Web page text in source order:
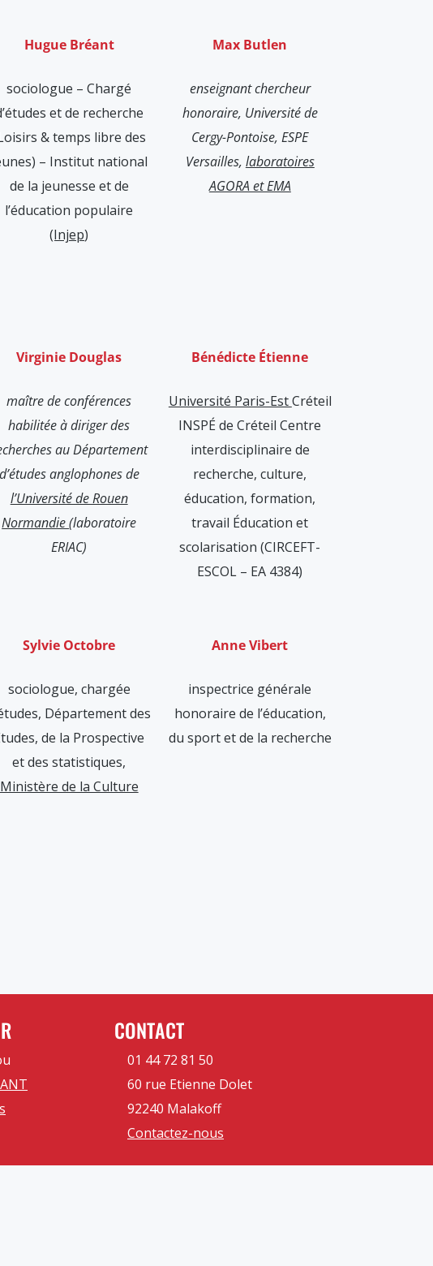
Hugue Bréant
sociologue – Chargé
et de recherche
& temps libre des
– Institut national
de la jeunesse et de
l’éducation populaire
(Injep)
Max Butlen
enseignant chercheur
honoraire, Université de
Cergy-Pontoise, ESPE
Versailles, laboratoires
AGORA et EMA
Virginie Douglas
maître de conférences
habilitée à diriger des
au Département
d’études anglophones de
l’Université de Rouen
Normandie(laboratoire
ERIAC)
Bénédicte Étienne
Université Paris-EstCréteil
INSPÉ de Créteil Centre
interdisciplinaire de
recherche, culture,
éducation, formation,
travail Éducation et
scolarisation (CIRCEFT-
ESCOL – EA 4384)
Sylvie Octobre
sociologue, chargée
Département des
de la Prospective
et des statistiques,
Ministère de la Culture
Anne Vibert
inspectrice générale
honoraire de l’éducation,
du sport et de la recherche
CONTACT
01 44 72 81 50
60 rue Etienne Dolet
92240 Malakoff
Contactez-nous